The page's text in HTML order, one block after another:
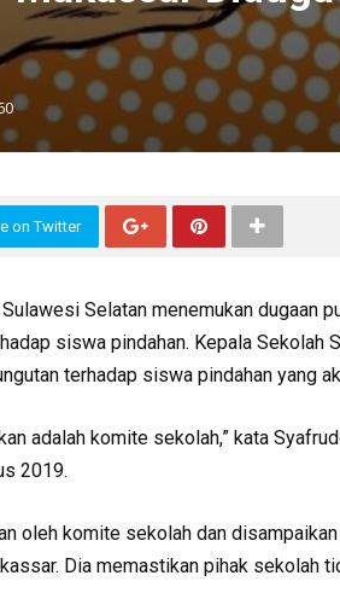
on Twitter
Selatan menemukan dugaan
siswa pindahan. Kepala Sekolah
terhadap siswa pindahan yang
adalah komite sekolah,” kata
2019.
oleh komite sekolah dan
Dia memastikan pihak sekolah